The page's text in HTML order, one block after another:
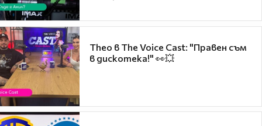
Theo в The Voice Cast: "Правен съм
в дискотека!" 👀💥